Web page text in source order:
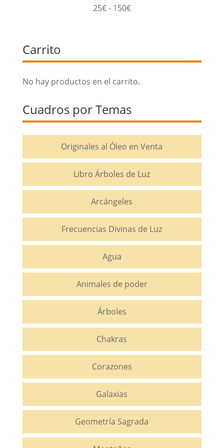
25€- 150€Rango
25€
Carrito
No hay productos en el carrito.
Cuadros por Temas
Originales al Óleo en Venta
Libro Árboles de Luz
Arcángeles
Frecuencias Divinas de Luz
Agua
Animales de poder
Árboles
Chakras
Corazones
Galaxias
Geometría Sagrada